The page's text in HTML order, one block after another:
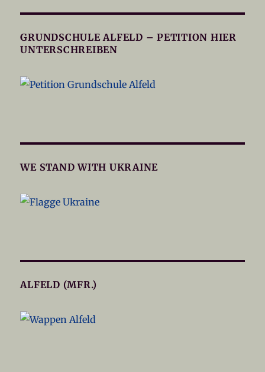
GRUNDSCHULE ALFELD – PETITION HIER
UNTERSCHREIBEN
WE STAND WITH UKRAINE
ALFELD (MFR.)